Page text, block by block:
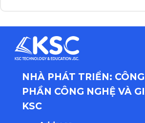
NHÀ PHÁT TRIỂN:
PHẦN CÔNG NGHỆ VÀ
KSC